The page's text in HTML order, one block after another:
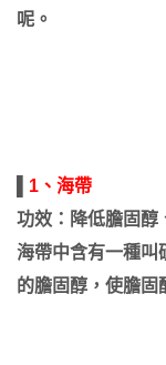
呢。
1、海帶
功效：降低膽固醇
海帶中含有一種叫
的膽固醇，使膽固